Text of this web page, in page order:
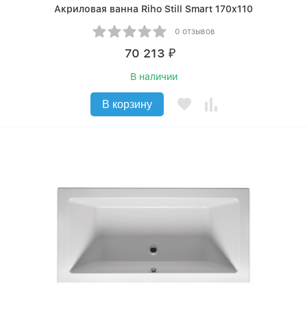
Акриловая ванна Riho Still Smart 170х110
0 отзывов
70 213 ₽
В наличии
В корзину